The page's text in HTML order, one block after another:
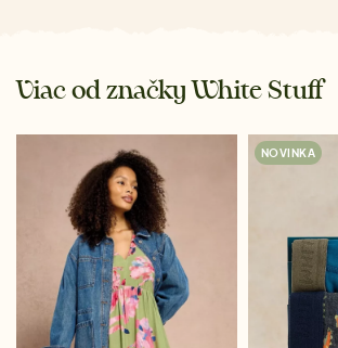
Viac od značky White Stuff
NOVINKA